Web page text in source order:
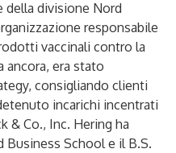
divisione Nord
responsabile
vaccinali contro la
ancora, era stato
consigliando clienti
incarichi incentrati
& Co., Inc. Hering ha
Business School e il B.S.